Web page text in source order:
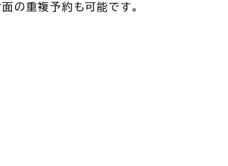
面の重複予約も可能です。